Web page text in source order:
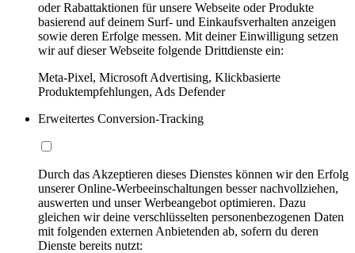
oder Rabattaktionen für unsere Webseite oder Produkte
basierend auf deinem Surf- und Einkaufsverhalten anzeigen
sowie deren Erfolge messen. Mit deiner Einwilligung setzen
wir auf dieser Webseite folgende Drittdienste ein:
Meta-Pixel, Microsoft Advertising, Klickbasierte
Produktempfehlungen, Ads Defender
Erweitertes Conversion-Tracking
Durch das Akzeptieren dieses Dienstes können wir den Erfolg
unserer Online-Werbeeinschaltungen besser nachvollziehen,
auswerten und unser Werbeangebot optimieren. Dazu
gleichen wir deine verschlüsselten personenbezogenen Daten
mit folgenden externen Anbietenden ab, sofern du deren
Dienste bereits nutzt: